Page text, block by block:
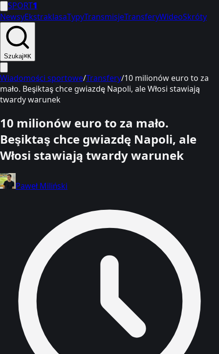
SPORT1
NewsyEkstraklasaTypyTransmisjeTransferyWideoSkróty
Szukaj⌘K
Wiadomości sportowe/Transfery/10 milionów euro to za
mało. Beşiktaş chce gwiazdę Napoli, ale Włosi stawiają
twardy warunek
10 milionów euro to za mało.
Beşiktaş chce gwiazdę Napoli, ale
Włosi stawiają twardy warunek
Paweł Miliński